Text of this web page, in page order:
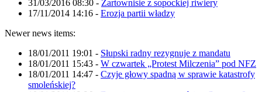
31/03/2016 08:30 - Żartownisie z sopockiej riwiery
17/11/2014 14:16 - Erozja partii władzy
Newer news items:
18/01/2011 19:01 - Słupski radny rezygnuje z mandatu
18/01/2011 15:43 - W czwartek „Protest Milczenia” pod NFZ
18/01/2011 14:47 - Czyje głowy spadną w sprawie katastrofy
smoleńskiej?